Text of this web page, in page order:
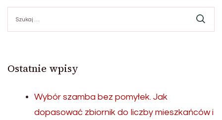
Ostatnie wpisy
Wybór szamba bez pomyłek. Jak
dopasować zbiornik do liczby mieszkańców i